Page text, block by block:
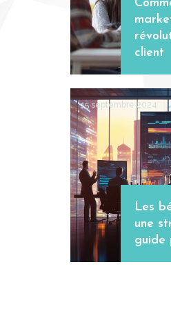
client
15 septembre 2024
Les
une
guide